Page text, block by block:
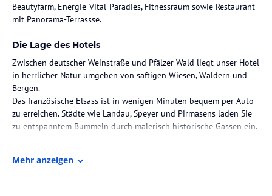
Beautyfarm, Energie-Vital-Paradies, Fitnessraum sowie Restaurant
mit Panorama-Terrassse.
Die Lage des Hotels
Zwischen deutscher Weinstraße und Pfälzer Wald liegt unser Hotel
in herrlicher Natur umgeben von saftigen Wiesen, Wäldern und
Bergen.
Das französische Elsass ist in wenigen Minuten bequem per Auto
zu erreichen. Städte wie Landau, Speyer und Pirmasens laden Sie
zu entspanntem Bummeln durch malerisch historische Gassen ein.
Mehr anzeigen